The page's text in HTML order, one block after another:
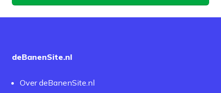
deBanenSite.nl
Over deBanenSite.nl